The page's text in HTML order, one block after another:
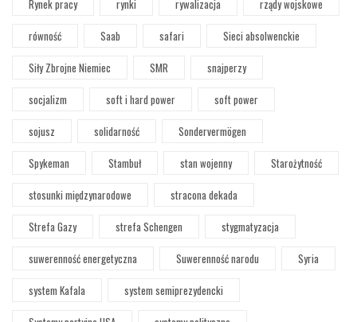
Rynek pracy
rynki rywalizacja
rządy wojskowe
równość
Saab safari
Sieci absolwenckie
Siły Zbrojne Niemiec
SMR
snajperzy
socjalizm
soft i hard power
soft power
sojusz
solidarność
Sondervermögen
Spykeman
Stambuł stan wojenny
Starożytność
stosunki międzynarodowe
stracona dekada
Strefa Gazy
strefa Schengen
stygmatyzacja
suwerenność energetyczna
Suwerenność narodu
Syria
system Kafala
system semiprezydencki